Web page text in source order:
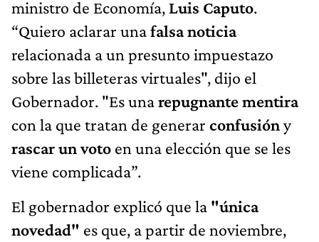
ministro de Economía, Luis Caputo.
“Quiero aclarar unafalsa noticia
relacionada a un presunto impuestazo
sobre las billeteras virtuales", dijo el
Gobernador. "Es unarepugnante mentira
con la que tratan de generar confusióny
rascar un voto en una elección que se les
viene complicada”.
El gobernador explicó que la "única
novedad" es que, a partir de noviembre,